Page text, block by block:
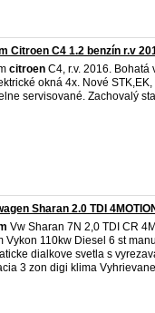
Citroen C4 1.2 benzín r.v
citroen C4, r.v. 2016.
okná 4x. Nové
servisované. Zachovalý
Sharan 2.0 TDI
Vw Sharan 7N 2,0 TDI CR
Vykon 110kw Diesel 6 st
dialkove svetla s
3 zon digi klima